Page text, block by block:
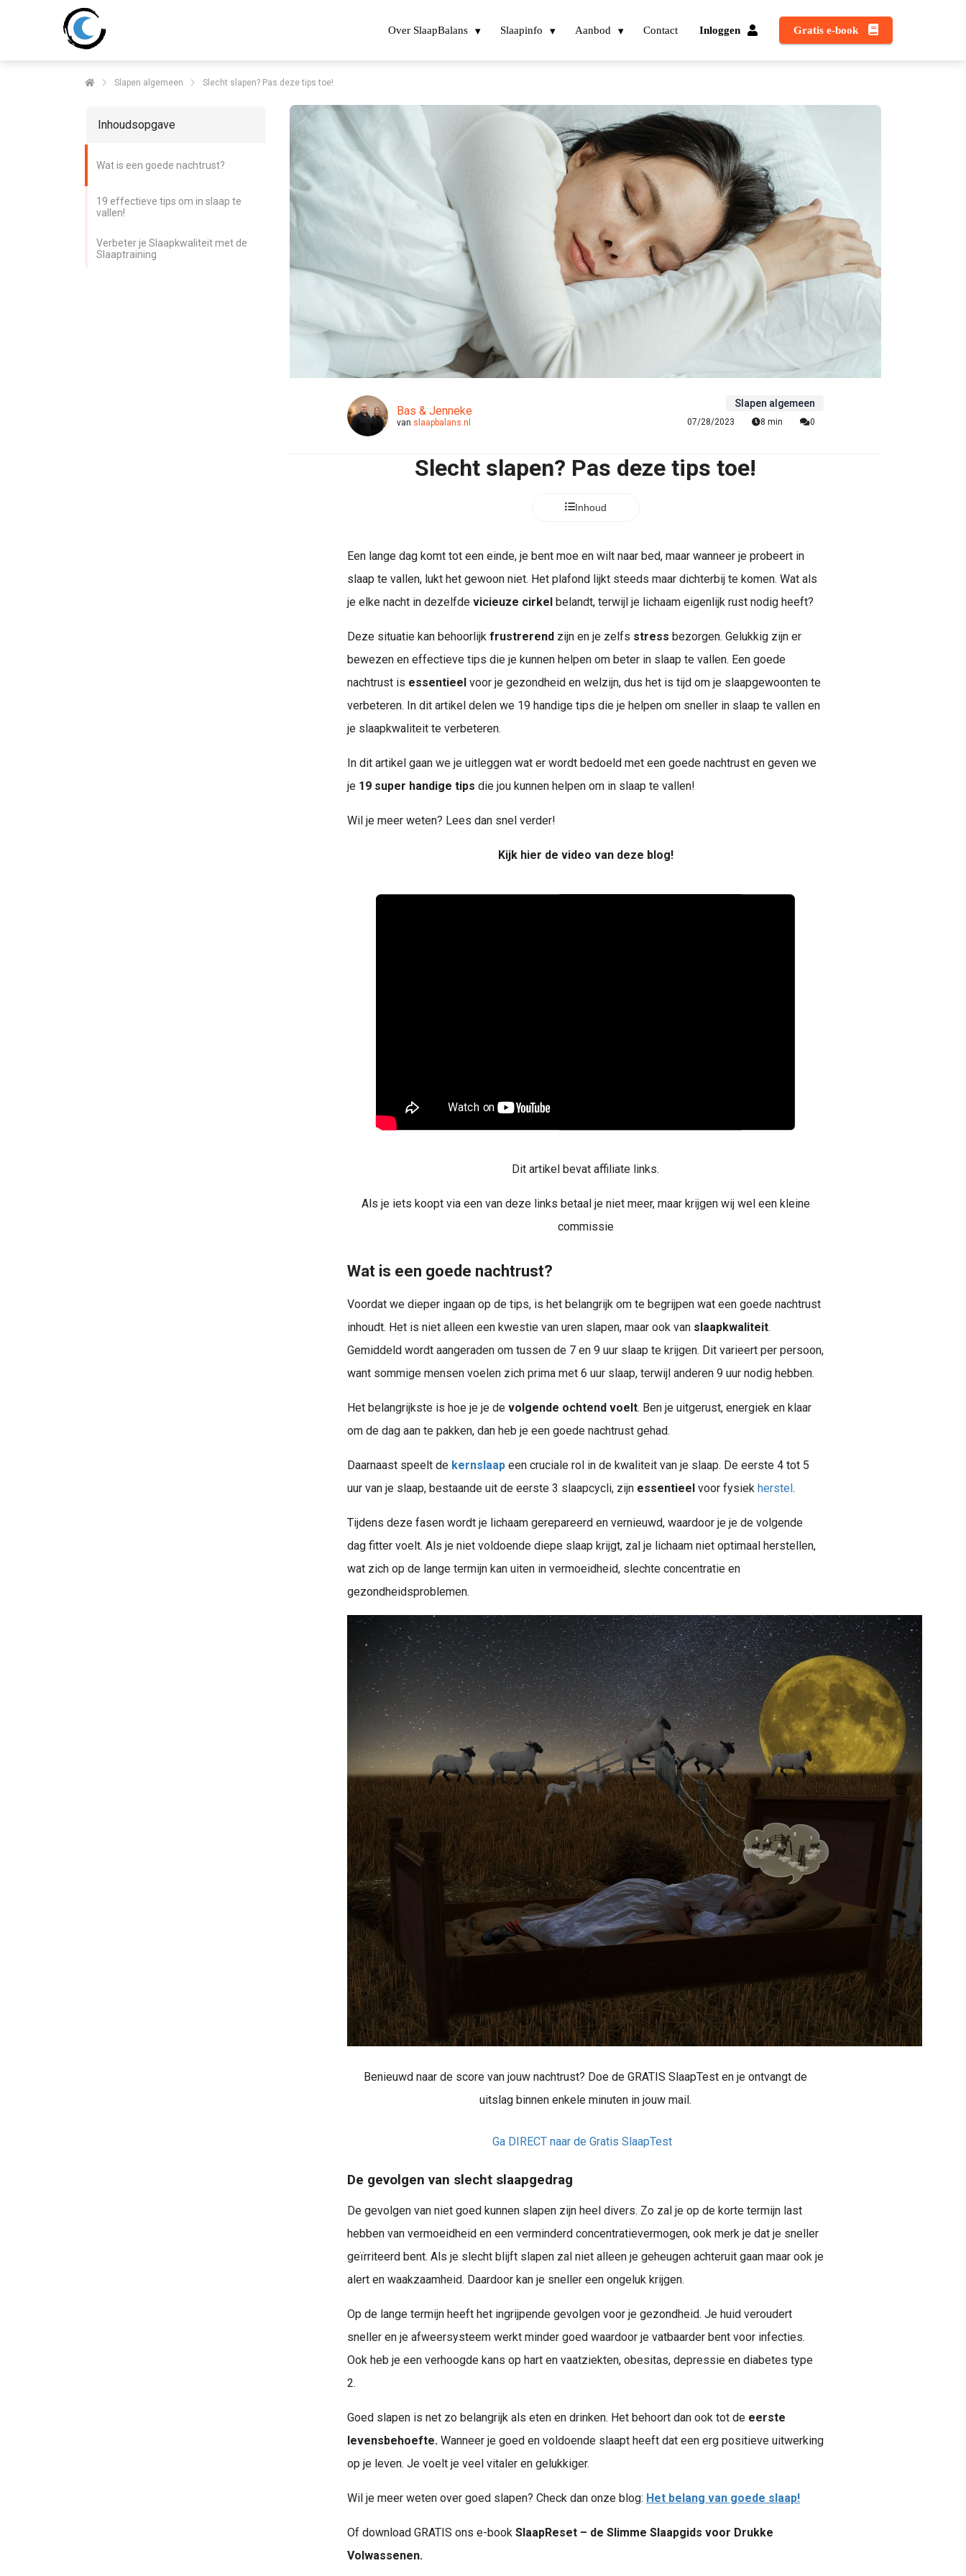
Over SlaapBalans Slaapinfo Aanbod Contact Inloggen Gratis e-book
Slapen algemeen Slecht slapen? Pas deze tips toe!
Inhoudsopgave
Wat is een goede nachtrust?
19 effectieve tips om in slaap te
vallen!
Verbeter je Slaapkwaliteit met de
Slaaptraining
Bas & Jenneke
van slaapbalans.nl
Slapen algemeen
07/28/2023 8 min 0
Slecht slapen? Pas deze tips toe!
Inhoud
Een lange dag komt tot een einde, je bent moe en wilt naar bed, maar wanneer je probeert in
slaap te vallen, lukt het gewoon niet. Het plafond lijkt steeds maar dichterbij te komen. Wat als
je elke nacht in dezelfde vicieuze cirkel belandt, terwijl je lichaam eigenlijk rust nodig heeft?
Deze situatie kan behoorlijk frustrerend zijn en je zelfs stress bezorgen. Gelukkig zijn er
bewezen en effectieve tips die je kunnen helpen om beter in slaap te vallen. Een goede
nachtrust is essentieel voor je gezondheid en welzijn, dus het is tijd om je slaapgewoonten te
verbeteren. In dit artikel delen we 19 handige tips die je helpen om sneller in slaap te vallen en
je slaapkwaliteit te verbeteren.
In dit artikel gaan we je uitleggen wat er wordt bedoeld met een goede nachtrust en geven we
je 19 super handige tips die jou kunnen helpen om in slaap te vallen!
Wil je meer weten? Lees dan snel verder!
Kijk hier de video van deze blog!
Dit artikel bevat affiliate links.
Als je iets koopt via een van deze links betaal je niet meer, maar krijgen wij wel een kleine
commissie
Wat is een goede nachtrust?
Voordat we dieper ingaan op de tips, is het belangrijk om te begrijpen wat een goede nachtrust
inhoudt. Het is niet alleen een kwestie van uren slapen, maar ook van slaapkwaliteit.
Gemiddeld wordt aangeraden om tussen de 7 en 9 uur slaap te krijgen. Dit varieert per persoon,
want sommige mensen voelen zich prima met 6 uur slaap, terwijl anderen 9 uur nodig hebben.
Het belangrijkste is hoe je je de volgende ochtend voelt. Ben je uitgerust, energiek en klaar
om de dag aan te pakken, dan heb je een goede nachtrust gehad.
Daarnaast speelt de kernslaap een cruciale rol in de kwaliteit van je slaap. De eerste 4 tot 5
uur van je slaap, bestaande uit de eerste 3 slaapcycli, zijn essentieel voor fysiek herstel.
Tijdens deze fasen wordt je lichaam gerepareerd en vernieuwd, waardoor je je de volgende
dag fitter voelt. Als je niet voldoende diepe slaap krijgt, zal je lichaam niet optimaal herstellen,
wat zich op de lange termijn kan uiten in vermoeidheid, slechte concentratie en
gezondheidsproblemen.
Benieuwd naar de score van jouw nachtrust? Doe de GRATIS SlaapTest en je ontvangt de
uitslag binnen enkele minuten in jouw mail.
Ga DIRECT naar de Gratis SlaapTest
De gevolgen van slecht slaapgedrag
De gevolgen van niet goed kunnen slapen zijn heel divers. Zo zal je op de korte termijn last
hebben van vermoeidheid en een verminderd concentratievermogen, ook merk je dat je sneller
geïrriteerd bent. Als je slecht blijft slapen zal niet alleen je geheugen achteruit gaan maar ook je
alert en waakzaamheid. Daardoor kan je sneller een ongeluk krijgen.
Op de lange termijn heeft het ingrijpende gevolgen voor je gezondheid. Je huid veroudert
sneller en je afweersysteem werkt minder goed waardoor je vatbaarder bent voor infecties.
Ook heb je een verhoogde kans op hart en vaatziekten, obesitas, depressie en diabetes type
2.
Goed slapen is net zo belangrijk als eten en drinken. Het behoort dan ook tot de eerste
levensbehoefte. Wanneer je goed en voldoende slaapt heeft dat een erg positieve uitwerking
op je leven. Je voelt je veel vitaler en gelukkiger.
Wil je meer weten over goed slapen? Check dan onze blog: Het belang van goede slaap!
Of download GRATIS ons e-book SlaapReset – de Slimme Slaapgids voor Drukke
Volwassenen.